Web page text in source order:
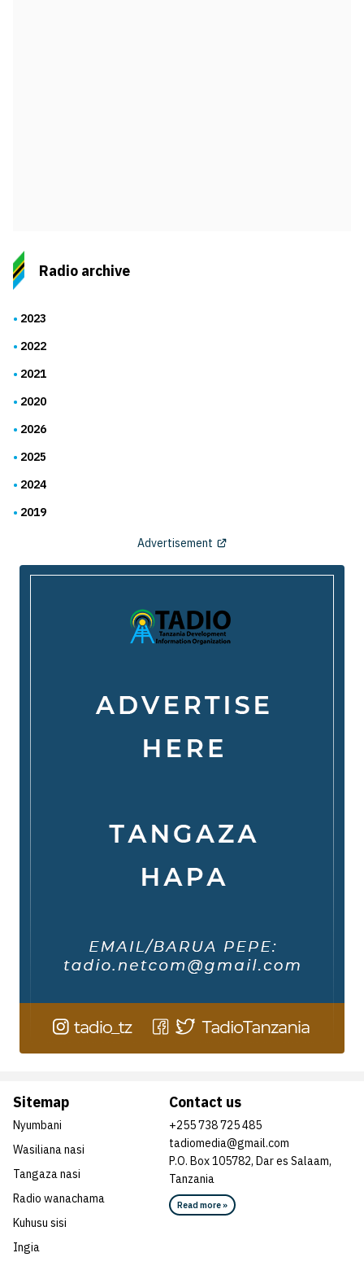
Radio archive
2023
2022
2021
2020
2026
2025
2024
2019
Advertisement
Sitemap
Nyumbani
Wasiliana nasi
Tangaza nasi
Radio wanachama
Kuhusu sisi
Ingia
Contact us
+255 738 725 485
tadiomedia@gmail.com
P.O. Box 105782, Dar es Salaam,
Tanzania
Read more »